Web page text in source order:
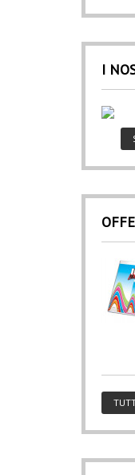
I